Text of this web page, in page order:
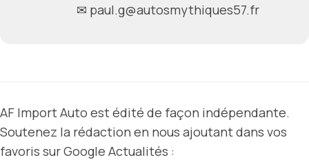
✉ paul.g@autosmythiques57.fr
AF Import Auto est édité de façon indépendante.
Soutenez la rédaction en nous ajoutant dans vos
favoris sur Google Actualités :